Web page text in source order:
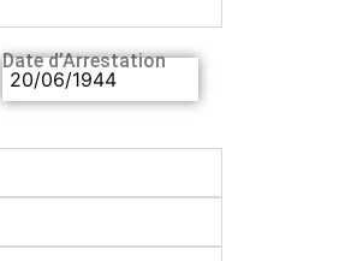
Date d’Arrestation
20/06/1944